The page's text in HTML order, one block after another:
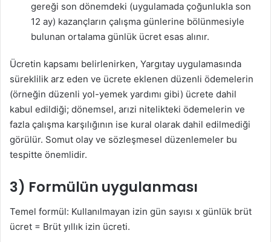
gereği son dönemdeki (uygulamada çoğunlukla son
12 ay) kazançların çalışma günlerine bölünmesiyle
bulunan ortalama günlük ücret esas alınır.
Ücretin kapsamı belirlenirken, Yargıtay uygulamasında
süreklilik arz eden ve ücrete eklenen düzenli ödemelerin
(örneğin düzenli yol-yemek yardımı gibi) ücrete dahil
kabul edildiği; dönemsel, arızi nitelikteki ödemelerin ve
fazla çalışma karşılığının ise kural olarak dahil edilmediği
görülür. Somut olay ve sözleşmesel düzenlemeler bu
tespitte önemlidir.
3) Formülün uygulanması
Temel formül: Kullanılmayan izin gün sayısı x günlük brüt
ücret = Brüt yıllık izin ücreti.